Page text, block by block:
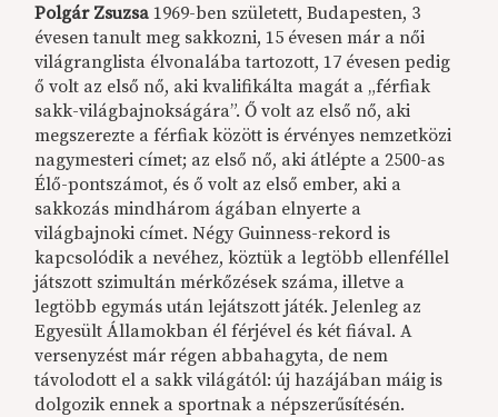
Polgár Zsuzsa 1969-ben született, Budapesten, 3
évesen tanult meg sakkozni, 15 évesen már a női
világranglista élvonalába tartozott, 17 évesen pedig
ő volt az első nő, aki kvalifikálta magát a „férfiak
sakk-világbajnokságára”. Ő volt az első nő, aki
megszerezte a férfiak között is érvényes nemzetközi
nagymesteri címet; az első nő, aki átlépte a 2500-as
Élő-pontszámot, és ő volt az első ember, aki a
sakkozás mindhárom ágában elnyerte a
világbajnoki címet. Négy Guinness-rekord is
kapcsolódik a nevéhez, köztük a legtöbb ellenféllel
játszott szimultán mérkőzések száma, illetve a
legtöbb egymás után lejátszott játék. Jelenleg az
Egyesült Államokban él férjével és két fiával. A
versenyzést már régen abbahagyta, de nem
távolodott el a sakk világától: új hazájában máig is
dolgozik ennek a sportnak a népszerűsítésén.